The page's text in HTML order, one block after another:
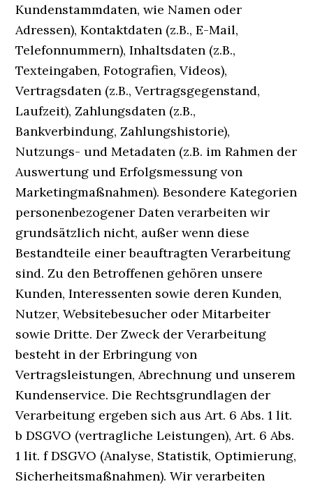
Kundenstammdaten, wie Namen oder
Adressen), Kontaktdaten (z.B., E-Mail,
Telefonnummern), Inhaltsdaten (z.B.,
Texteingaben, Fotografien, Videos),
Vertragsdaten (z.B., Vertragsgegenstand,
Laufzeit), Zahlungsdaten (z.B.,
Bankverbindung, Zahlungshistorie),
Nutzungs- und Metadaten (z.B. im Rahmen der
Auswertung und Erfolgsmessung von
Marketingmaßnahmen). Besondere Kategorien
personenbezogener Daten verarbeiten wir
grundsätzlich nicht, außer wenn diese
Bestandteile einer beauftragten Verarbeitung
sind. Zu den Betroffenen gehören unsere
Kunden, Interessenten sowie deren Kunden,
Nutzer, Websitebesucher oder Mitarbeiter
sowie Dritte. Der Zweck der Verarbeitung
besteht in der Erbringung von
Vertragsleistungen, Abrechnung und unserem
Kundenservice. Die Rechtsgrundlagen der
Verarbeitung ergeben sich aus Art. 6 Abs. 1 lit.
b DSGVO (vertragliche Leistungen), Art. 6 Abs.
1 lit. f DSGVO (Analyse, Statistik, Optimierung,
Sicherheitsmaßnahmen). Wir verarbeiten